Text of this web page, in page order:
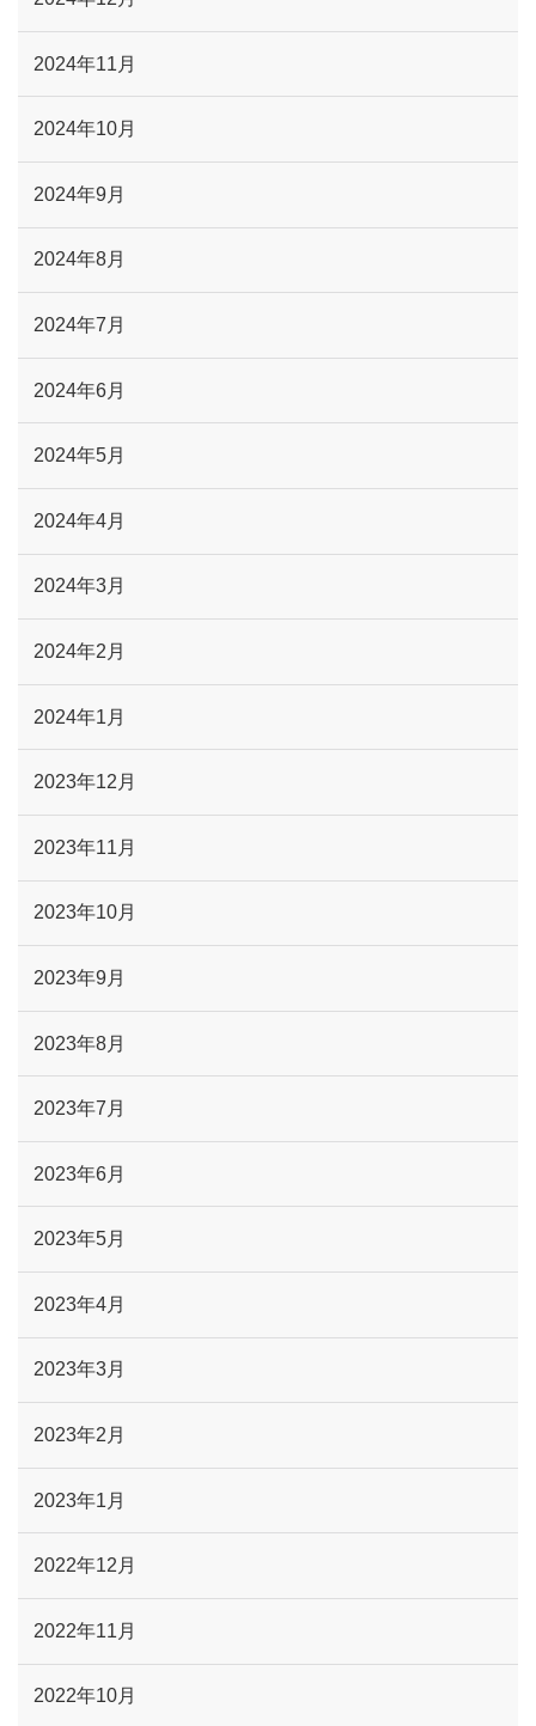
2024年11月
2024年10月
2024年9月
2024年8月
2024年7月
2024年6月
2024年5月
2024年4月
2024年3月
2024年2月
2024年1月
2023年12月
2023年11月
2023年10月
2023年9月
2023年8月
2023年7月
2023年6月
2023年5月
2023年4月
2023年3月
2023年2月
2023年1月
2022年12月
2022年11月
2022年10月